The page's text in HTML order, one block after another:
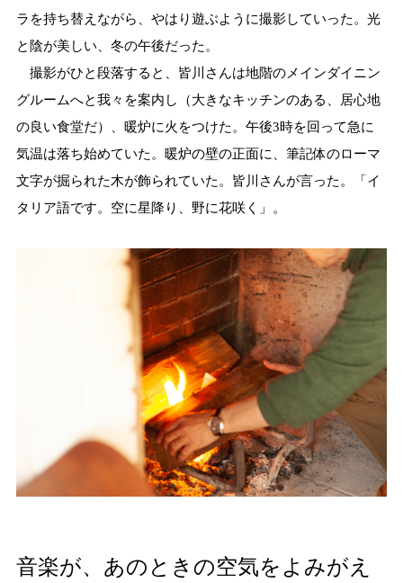
ラを持ち替えながら、やはり遊ぶように撮影していった。光
と陰が美しい、冬の午後だった。
撮影がひと段落すると、皆川さんは地階のメインダイニン
グルームへと我々を案内し（大きなキッチンのある、居心地
の良い食堂だ）、暖炉に火をつけた。午後3時を回って急に
気温は落ち始めていた。暖炉の壁の正面に、筆記体のローマ
文字が掘られた木が飾られていた。皆川さんが言った。「イ
タリア語です。空に星降り、野に花咲く」。
音楽が、あのときの空気をよみがえ